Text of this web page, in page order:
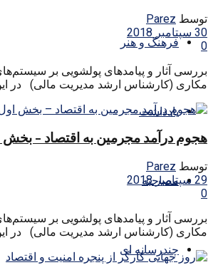
فرهنگ و هنر
یادداشت
مصاحبه
چندرسانه ای
توسط Parez
30 سپتامبر 2018
0
بررسی آثار و پیامدهای پولشویی بر
مکاری (کارشناس ارشد مدیریت مالی) در
هجوم درآمد مجرمین به اقتصاد – بخش
توسط Parez
29 سپتامبر 2018
0
بررسی آثار و پیامدهای پولشویی بر
مکاری (کارشناس ارشد مدیریت مالی) در